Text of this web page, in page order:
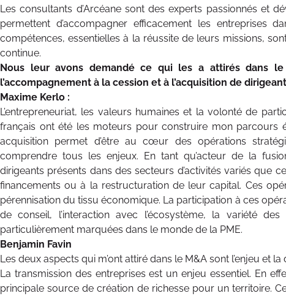
Les consultants d’Arcéane sont des experts passionnés et
permettent d’accompagner efficacement les entreprises
compétences, essentielles à la réussite de leurs missions,
continue.
Nous leur avons demandé ce qui les a attirés dans
l’accompagnement à la cession et à l’acquisition de
Maxime Kerlo :
L’entrepreneuriat, les valeurs humaines et la volonté de
français ont été les moteurs pour construire mon parcours
acquisition permet d’être au cœur des opérations
comprendre tous les enjeux. En tant qu’acteur de la
dirigeants présents dans des secteurs d’activités variés que
financements ou à la restructuration de leur capital. Ces
pérennisation du tissu économique. La participation à ces
de conseil, l’interaction avec l’écosystème, la variété
particulièrement marquées dans le monde de la PME.
Benjamin Favin
Les deux aspects qui m’ont attiré dans le M&A sont l’enjeu et la
La transmission des entreprises est un enjeu essentiel. En
principale source de création de richesse pour un territoire.